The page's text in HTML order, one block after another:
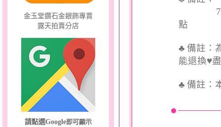
金玉堂鑽石金銀飾專賣
露天拍賣分店
請點選Google即可顯示
7個工
點
♣ 備註：
能退換♥
♣ 備註：